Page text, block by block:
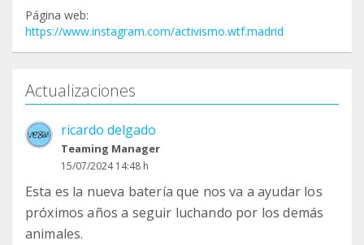
Página web:
https://www.instagram.com/activismo.wtf.madrid
Actualizaciones
ricardo delgado
Teaming Manager
15/07/2024 14:48 h
Esta es la nueva batería que nos va a ayudar los
próximos años a seguir luchando por los demás
animales.